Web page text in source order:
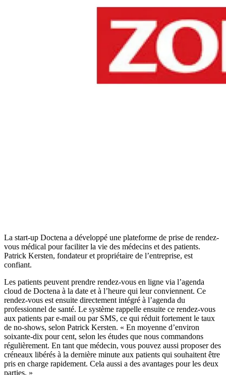
La start-up Doctena a développé une plateforme de prise de rendez-
vous médical pour faciliter la vie des médecins et des patients.
Patrick Kersten, fondateur et propriétaire de l’entreprise, est
confiant.
Les patients peuvent prendre rendez-vous en ligne via l’agenda
cloud de Doctena à la date et à l’heure qui leur conviennent. Ce
rendez-vous est ensuite directement intégré à l’agenda du
professionnel de santé. Le système rappelle ensuite ce rendez-vous
aux patients par e-mail ou par SMS, ce qui réduit fortement le taux
de no-shows, selon Patrick Kersten. « En moyenne d’environ
soixante-dix pour cent, selon les études que nous commandons
régulièrement. En tant que médecin, vous pouvez aussi proposer des
créneaux libérés à la dernière minute aux patients qui souhaitent être
pris en charge rapidement. Cela aussi a des avantages pour les deux
parties. »